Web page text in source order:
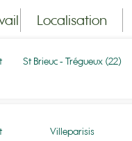
Localisation
St Brieuc - Trégueux (22)
Villeparisis